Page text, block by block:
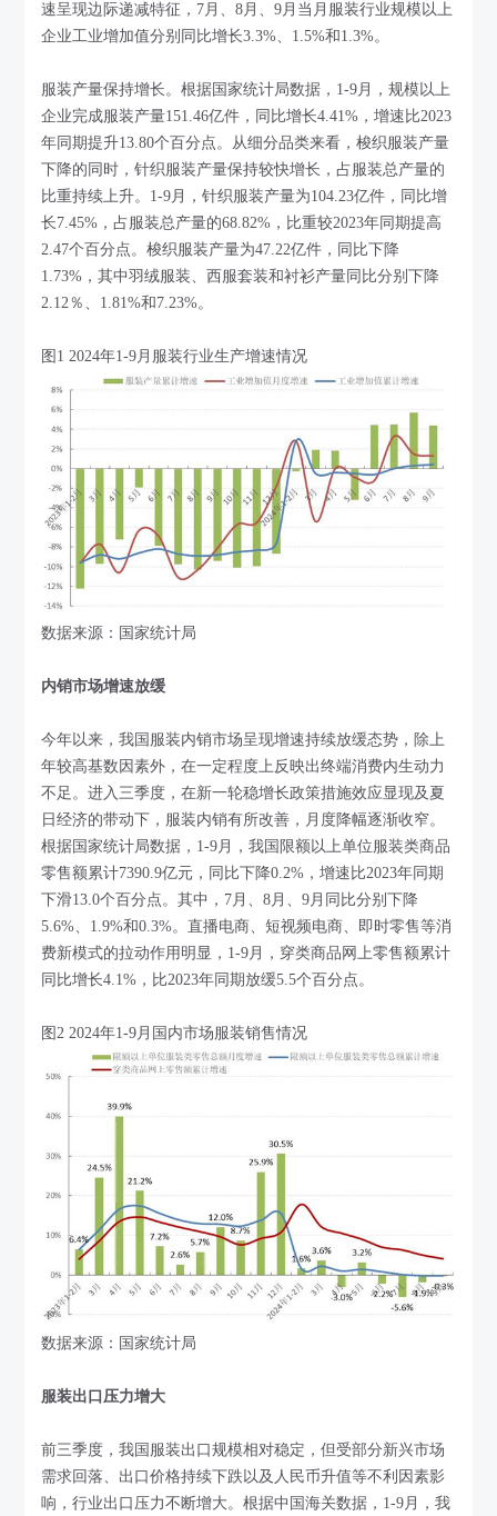
速呈现边际递减特征，7月、8月、9月当月服装行业规模以上
企业工业增加值分别同比增长3.3%、1.5%和1.3%。
服装产量保持增长。根据国家统计局数据，1-9月，规模以上
企业完成服装产量151.46亿件，同比增长4.41%，增速比2023
年同期提升13.80个百分点。从细分品类来看，梭织服装产量
下降的同时，针织服装产量保持较快增长，占服装总产量的
比重持续上升。1-9月，针织服装产量为104.23亿件，同比增
长7.45%，占服装总产量的68.82%，比重较2023年同期提高
2.47个百分点。梭织服装产量为47.22亿件，同比下降
1.73%，其中羽绒服装、西服套装和衬衫产量同比分别下降
2.12％、1.81%和7.23%。
图1 2024年1-9月服装行业生产增速情况
数据来源：国家统计局
内销市场增速放缓
今年以来，我国服装内销市场呈现增速持续放缓态势，除上
年较高基数因素外，在一定程度上反映出终端消费内生动力
不足。进入三季度，在新一轮稳增长政策措施效应显现及夏
日经济的带动下，服装内销有所改善，月度降幅逐渐收窄。
根据国家统计局数据，1-9月，我国限额以上单位服装类商品
零售额累计7390.9亿元，同比下降0.2%，增速比2023年同期
下滑13.0个百分点。其中，7月、8月、9月同比分别下降
5.6%、1.9%和0.3%。直播电商、短视频电商、即时零售等消
费新模式的拉动作用明显，1-9月，穿类商品网上零售额累计
同比增长4.1%，比2023年同期放缓5.5个百分点。
图2 2024年1-9月国内市场服装销售情况
数据来源：国家统计局
服装出口压力增大
前三季度，我国服装出口规模相对稳定，但受部分新兴市场
需求回落、出口价格持续下跌以及人民币升值等不利因素影
响，行业出口压力不断增大。根据中国海关数据，1-9月，我